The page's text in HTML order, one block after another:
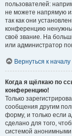
пользователей:
не можете напрямую
так как они
конференцию
своё звание. На
или администратор
Вернуться к началу
Когда я щёлкаю по
конференцию!
Только
сообщения другим
форму, и только если
сделано для того,
системой